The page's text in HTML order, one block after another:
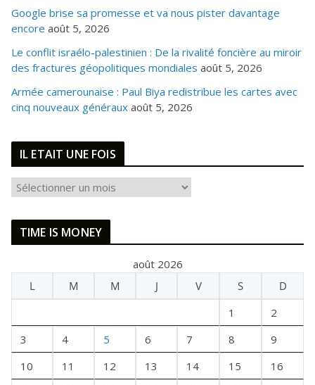
Google brise sa promesse et va nous pister davantage
encore août 5, 2026
Le conflit israélo-palestinien : De la rivalité foncière au miroir
des fractures géopolitiques mondiales août 5, 2026
Armée camerounaise : Paul Biya redistribue les cartes avec
cinq nouveaux généraux août 5, 2026
IL ETAIT UNE FOIS
E
I
U
F
TIME IS MONEY
août 2026
L
M M J V S
D
1
2
3
4 5 6 7 8
9
10
11 12 13 14 15
16